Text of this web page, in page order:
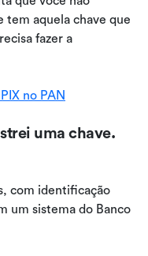
tem aquela chave que
fazer a
no PAN
uma chave.
com identificação
um sistema do Banco